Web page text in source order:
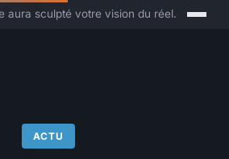
aura sculpté votre vision du réel.
ACTU